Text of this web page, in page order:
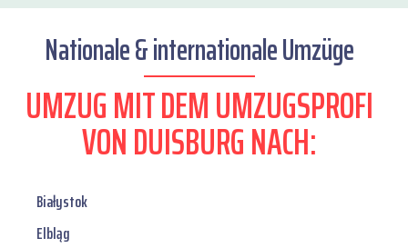
Nationale & internationale Umzüge
UMZUG MIT DEM UMZUGSPROFI
VON DUISBURG NACH:
Białystok
Elbląg